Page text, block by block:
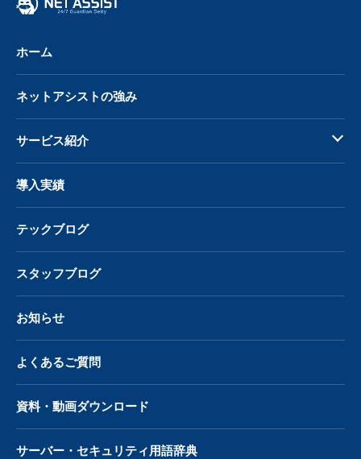
ホーム
ネットアシストの強み
サービス紹介
導入実績
テックブログ
スタッフブログ
お知らせ
よくあるご質問
資料・動画ダウンロード
サーバー・ セキュリティ用語辞典